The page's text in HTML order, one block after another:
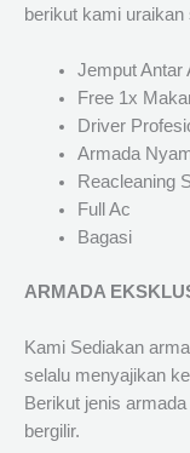
berikut kami uraikan
Jemput Antar
Free 1x
Driver
Armada
Reacleaning
Full Ac
Bagasi
ARMADA
Kami Sediakan
selalu menyajikan
Berikut jenis
bergilir.